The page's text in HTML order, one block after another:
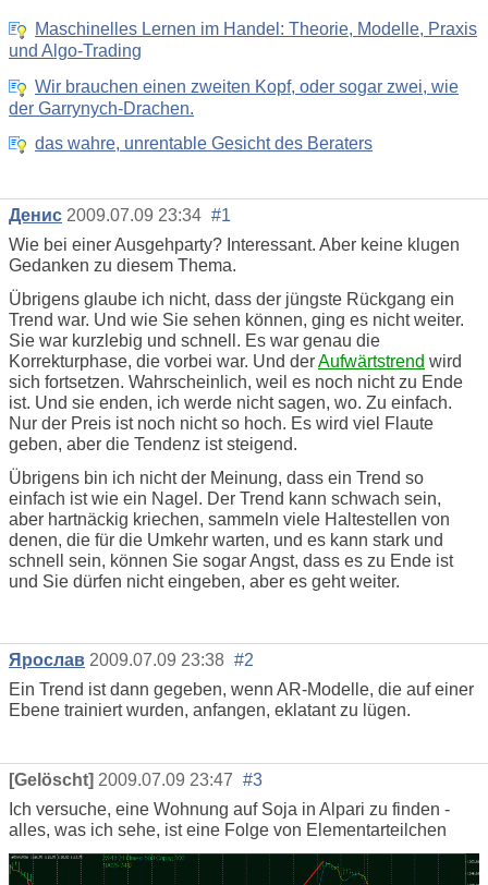
Maschinelles Lernen im Handel: Theorie, Modelle, Praxis
und Algo-Trading
Wir brauchen einen zweiten Kopf, oder sogar zwei, wie
der Garrynych-Drachen.
das wahre, unrentable Gesicht des Beraters
Денис 2009.07.09 23:34 #1
Wie bei einer Ausgehparty? Interessant. Aber keine klugen
Gedanken zu diesem Thema.
Übrigens glaube ich nicht, dass der jüngste Rückgang ein
Trend war. Und wie Sie sehen können, ging es nicht weiter.
Sie war kurzlebig und schnell. Es war genau die
Korrekturphase, die vorbei war. Und derAufwärtstrend wird
sich fortsetzen. Wahrscheinlich, weil es noch nicht zu Ende
ist. Und sie enden, ich werde nicht sagen, wo. Zu einfach.
Nur der Preis ist noch nicht so hoch. Es wird viel Flaute
geben, aber die Tendenz ist steigend.
Übrigens bin ich nicht der Meinung, dass ein Trend so
einfach ist wie ein Nagel. Der Trend kann schwach sein,
aber hartnäckig kriechen, sammeln viele Haltestellen von
denen, die für die Umkehr warten, und es kann stark und
schnell sein, können Sie sogar Angst, dass es zu Ende ist
und Sie dürfen nicht eingeben, aber es geht weiter.
Ярослав 2009.07.09 23:38 #2
Ein Trend ist dann gegeben, wenn AR-Modelle, die auf einer
Ebene trainiert wurden, anfangen, eklatant zu lügen.
[Gelöscht] 2009.07.09 23:47 #3
Ich versuche, eine Wohnung auf Soja in Alpari zu finden -
alles, was ich sehe, ist eine Folge von Elementarteilchen